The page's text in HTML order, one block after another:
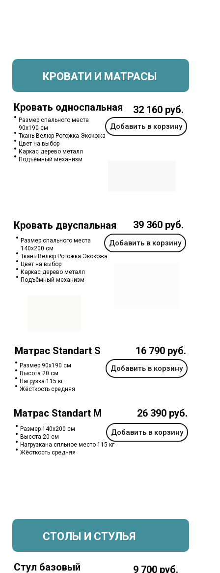
Добавить в корзину
26 390 руб.
Размер 140x200 см
Высота 20 см
Нагрузкана спльное место 115 кг
Жёсткость средняя
Матрас Standart M
Добавить в корзину
Добавить в корзину
16 790 руб.
39 360 руб.
Размер 90х190 см
Высота 20 см
Нагрузка 115 кг
Жёсткость средняя
Размер спального места
140х200 см
Ткань Велюр Рогожка Экокожа
Цвет на выбор
Каркас дерево металл
Подъёмный механизм
Матрас Standart S
Кровать двуспальная
Добавить в корзину
32 160 руб.
Размер спального места
90х190 см
Ткань Велюр Рогожка Экокожа
Цвет на выбор
Каркас дерево металл
Подъёмный механизм
Кровать односпальная
КРОВАТИ И МАТРАСЫ
9 700 руб.
Стул базовый
СТОЛЫ И СТУЛЬЯ